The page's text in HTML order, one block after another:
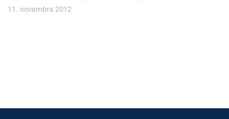
11. novembra 2012